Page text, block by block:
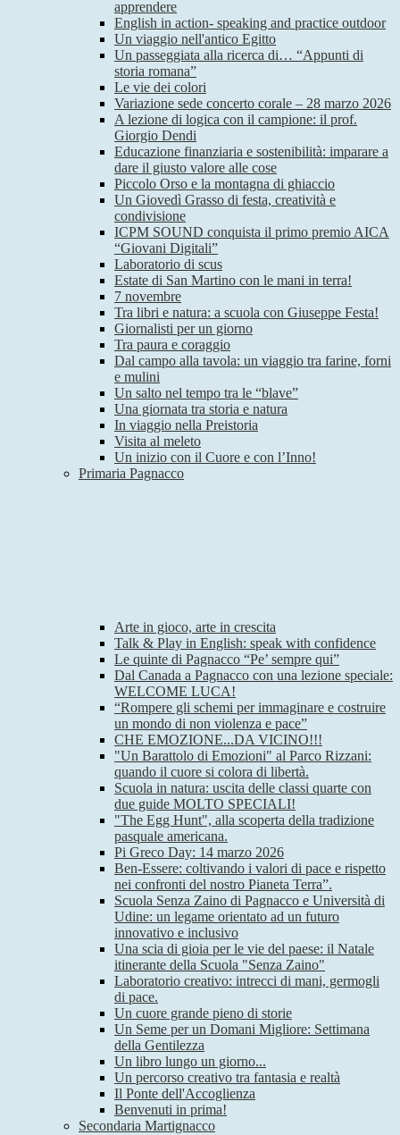
apprendere
English in action- speaking and practice outdoor
Un viaggio nell'antico Egitto
Un passeggiata alla ricerca di… “Appunti di
storia romana”
Le vie dei colori
Variazione sede concerto corale – 28 marzo 2026
A lezione di logica con il campione: il prof.
Giorgio Dendi
Educazione finanziaria e sostenibilità: imparare a
dare il giusto valore alle cose
Piccolo Orso e la montagna di ghiaccio
Un Giovedì Grasso di festa, creatività e
condivisione
ICPM SOUND conquista il primo premio AICA
“Giovani Digitali”
Laboratorio di scus
Estate di San Martino con le mani in terra!
7 novembre
Tra libri e natura: a scuola con Giuseppe Festa!
Giornalisti per un giorno
Tra paura e coraggio
Dal campo alla tavola: un viaggio tra farine, forni
e mulini
Un salto nel tempo tra le “blave”
Una giornata tra storia e natura
In viaggio nella Preistoria
Visita al meleto
Un inizio con il Cuore e con l’Inno!
Primaria Pagnacco
Arte in gioco, arte in crescita
Talk & Play in English: speak with confidence
Le quinte di Pagnacco “Pe’ sempre qui”
Dal Canada a Pagnacco con una lezione speciale:
WELCOME LUCA!
“Rompere gli schemi per immaginare e costruire
un mondo di non violenza e pace”
CHE EMOZIONE...DA VICINO!!!
"Un Barattolo di Emozioni" al Parco Rizzani:
quando il cuore si colora di libertà.
Scuola in natura: uscita delle classi quarte con
due guide MOLTO SPECIALI!
"The Egg Hunt", alla scoperta della tradizione
pasquale americana.
Pi Greco Day: 14 marzo 2026
Ben-Essere: coltivando i valori di pace e rispetto
nei confronti del nostro Pianeta Terra”.
Scuola Senza Zaino di Pagnacco e Università di
Udine: un legame orientato ad un futuro
innovativo e inclusivo
Una scia di gioia per le vie del paese: il Natale
itinerante della Scuola "Senza Zaino"
Laboratorio creativo: intrecci di mani, germogli
di pace.
Un cuore grande pieno di storie
Un Seme per un Domani Migliore: Settimana
della Gentilezza
Un libro lungo un giorno...
Un percorso creativo tra fantasia e realtà
Il Ponte dell'Accoglienza
Benvenuti in prima!
Secondaria Martignacco